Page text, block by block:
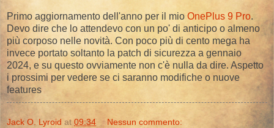
Primo aggiornamento dell'anno per il mio OnePlus 9 Pro.
Devo dire che lo attendevo con un po' di anticipo o almeno
più corposo nelle novità. Con poco più di cento mega ha
invece portato soltanto la patch di sicurezza a gennaio
2024, e su questo ovviamente non c'è nulla da dire. Aspetto
i prossimi per vedere se ci saranno modifiche o nuove
features
Jack O. Lyroid at 09:34 Nessun commento: